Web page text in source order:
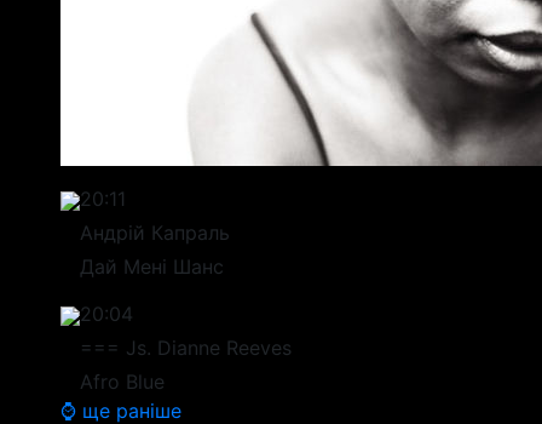
20:11
Андрій Капраль
Дай Мені Шанс
20:04
=== Js. Dianne Reeves
Afro Blue
⌚ ще раніше